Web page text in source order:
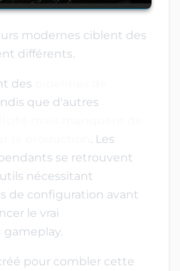
modernes ciblent des
différents.
des
que d'autres
. Les
se retrouvent
nécessitant
de configuration avant
le vrai
pour combler cette